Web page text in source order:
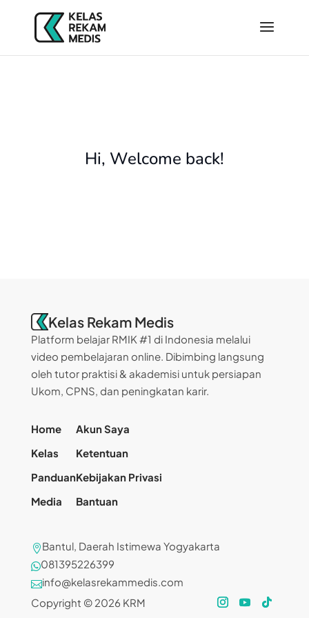
Hi, Welcome back!
Kelas Rekam Medis
Platform belajar RMIK #1 di Indonesia melalui
video pembelajaran online. Dibimbing langsung
oleh tutor praktisi & akademisi untuk persiapan
Ukom, CPNS, dan peningkatan karir.
Home
Kelas
Panduan
Media
Akun Saya
Ketentuan
Kebijakan Privasi
Bantuan
Bantul, Daerah Istimewa Yogyakarta
081395226399
info@kelasrekammedis.com
Copyright © 2026 KRM